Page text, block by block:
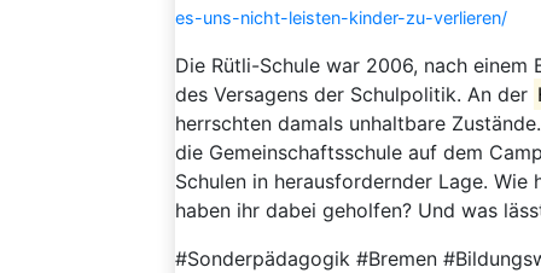
es-uns-nicht-leisten-kinder-zu-verlieren/
Die Rütli-Schule war 2006, nach
des Versagens der Schulpolitik. An der
herrschten damals unhaltbare
die Gemeinschaftsschule auf dem
Schulen in herausfordernder Lage.
haben ihr dabei geholfen? Und was
#Sonderpädagogik #Bremen